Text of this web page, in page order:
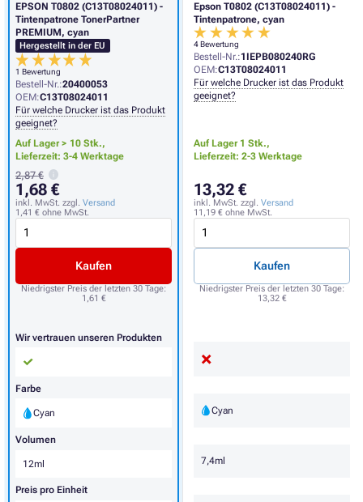
Epson T0802 (C13T08024011) -
Tintenpatrone, cyan
4 Bewertung
Bestell-Nr.:1IEPB080240RG
OEM:C13T08024011
Für welche Drucker ist das Produkt
geeignet?
Auf Lager 1 Stk.,
Lieferzeit: 2-3 Werktage
13,32 €
inkl. MwSt. zzgl. Versand
11,19 € ohne MwSt.
Kaufen
Niedrigster Preis der letzten 30 Tage:
13,32 €
Cyan
7,4ml
EPSON T0802 (C13T08024011) -
Tintenpatrone TonerPartner
PREMIUM, cyan
Hergestellt in der EU
1 Bewertung
Bestell-Nr.:20400053
OEM:C13T08024011
Für welche Drucker ist das Produkt
geeignet?
Auf Lager > 10 Stk.,
Lieferzeit: 3-4 Werktage
2,87 €
1,68 €
inkl. MwSt. zzgl. Versand
1,41 € ohne MwSt.
Kaufen
Niedrigster Preis der letzten 30 Tage:
1,61 €
Wir vertrauen unseren Produkten
Farbe
Cyan
Volumen
12ml
Preis pro Einheit